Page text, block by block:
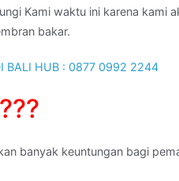
Kami waktu ini karena kami
bakar.
banyak keuntungan bagi